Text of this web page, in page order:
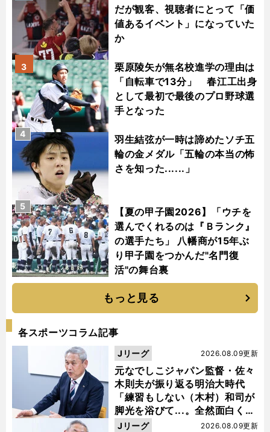
だが観客、視聴者にとって「価
値あるイベント」になっていた
か
栗原陵矢が無名校進学の理由は
「自転車で13分」 春江工出身
として最初で最後のプロ野球選
手となった
3
羽生結弦が一時は諦めたソチ五
輪の金メダル「五輪の本当の怖
さを知った......」
4
【夏の甲子園2026】「ウチを
選んでくれるのは『Ｂランク』
の選手たち」 八幡商が15年ぶ
り甲子園をつかんだ"名門復
活"の舞台裏
5
もっと見る
各スポーツコラム記事
元なでしこジャパン監督・佐々
木則夫が振り返る明治大時代
「練習もしない（木村）和司が
脚光を浴びて...。全然面白くな
い４年間でした」
2026.08.09更新
Jリーグ
2026.08.09更新
Jリーグ